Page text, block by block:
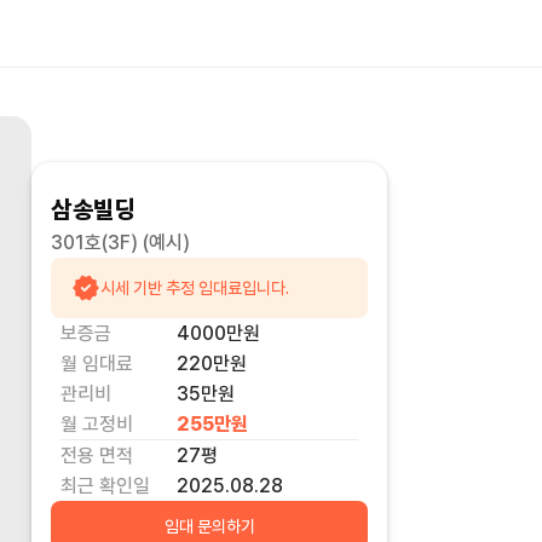
삼송빌딩
301호(3F) (예시)
시세 기반 추정 임대료입니다.
보증금 4000만원
월 임대료
220만원
관리비
35만원
월 고정비
255만원
전용 면적
27평
최근 확인일
2025.08.28
임대 문의하기